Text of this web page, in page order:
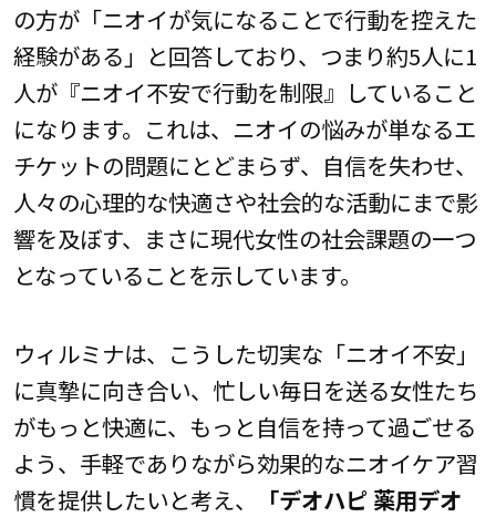
の方が「ニオイが気になることで行動を控えた
経験がある」と回答しており、つまり約5人に1
人が『ニオイ不安で行動を制限』していること
になります。これは、ニオイの悩みが単なるエ
チケットの問題にとどまらず、自信を失わせ、
人々の心理的な快適さや社会的な活動にまで影
響を及ぼす、まさに現代女性の社会課題の一つ
となっていることを示しています。
ウィルミナは、こうした切実な「ニオイ不安」
に真摯に向き合い、忙しい毎日を送る女性たち
がもっと快適に、もっと自信を持って過ごせる
よう、手軽でありながら効果的なニオイケア習
慣を提供したいと考え、
「デオハピ 薬用デオ